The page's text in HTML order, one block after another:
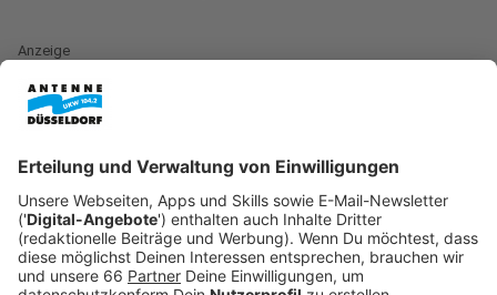
Anzeige
aufgehoben
Anzeige
DieRheinbahngibt teilweise Entwarnung: Einige Linien